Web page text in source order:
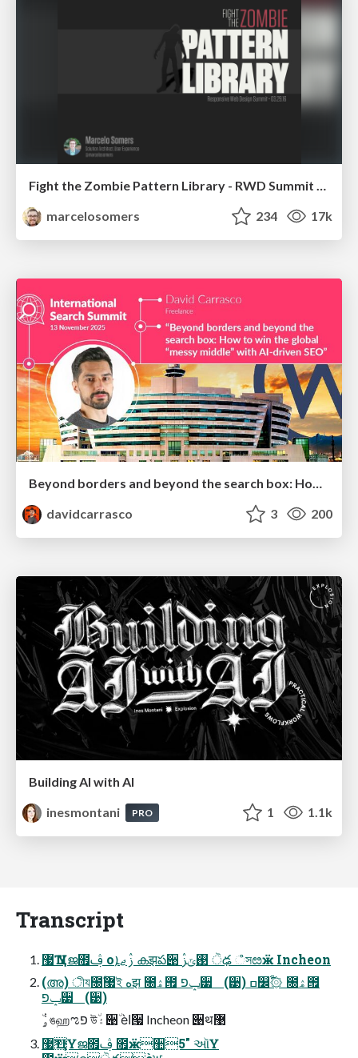
Fight the Zombie Pattern Library - RWD Summit 2016
marcelosomers
234 17k
Beyond borders and beyond the search box: How to win the global "messy middle" with AI-driven SEO
davidcarrasco
3 200
Building AI with AI
inesmontani
PRO 1 1.1k
Transcript
޷Ҵ Үജ೟ࢤ оࢲ ޖܐ കझప੉ ࢓ݶࢲ ੋఢ ஂসೞӝ Incheon
(അ) ীয೐ۨ޷ই ەझ ೐ۿ౟ ݒפ੷ (੹) ߛ௼࢟۞٘ ೐ۿ౟
ݒפ੷ (੹)
٘ۄ݃ঙஹಌפ উ٘۽੉٘ ѐߊ੗ Incheon ੉थ޹
޷ҴҮജ೟ࢤ ೟ӝ઺5" ઑҮ